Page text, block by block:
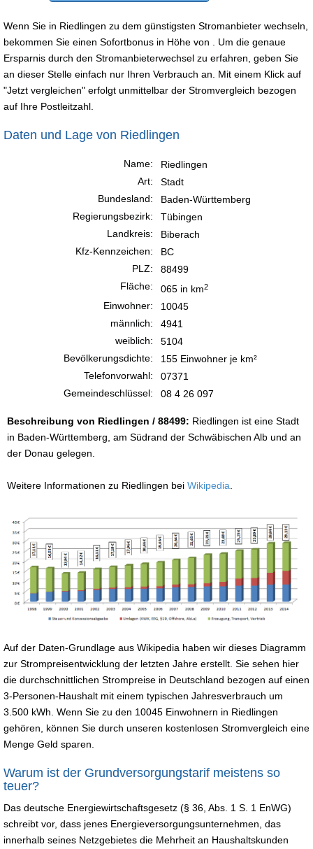
Wenn Sie in Riedlingen zu dem günstigsten Stromanbieter wechseln,
bekommen Sie einen Sofortbonus in Höhe von . Um die genaue
Ersparnis durch den Stromanbieterwechsel zu erfahren, geben Sie
an dieser Stelle einfach nur Ihren Verbrauch an. Mit einem Klick auf
"Jetzt vergleichen" erfolgt unmittelbar der Stromvergleich bezogen
auf Ihre Postleitzahl.
Daten und Lage von Riedlingen
Name:
Riedlingen
Art:
Stadt
Bundesland:
Baden-Württemberg
Regierungsbezirk:
Tübingen
Landkreis:
Biberach
Kfz-Kennzeichen:
BC
PLZ:
88499
Fläche:
065 in km2
Einwohner:
10045
männlich:
4941
weiblich:
5104
Bevölkerungsdichte:
155 Einwohner je km²
Telefonvorwahl:
07371
Gemeindeschlüssel:
08 4 26 097
Beschreibung von Riedlingen / 88499: Riedlingen ist eine Stadt
in Baden-Württemberg, am Südrand der Schwäbischen Alb und an
der Donau gelegen.
Weitere Informationen zu Riedlingen bei Wikipedia
Auf der Daten-Grundlage aus Wikipedia haben wir dieses Diagramm
zur Strompreisentwicklung der letzten Jahre erstellt. Sie sehen hier
die durchschnittlichen Strompreise in Deutschland bezogen auf einen
3-Personen-Haushalt mit einem typischen Jahresverbrauch um
3.500 kWh. Wenn Sie zu den 10045 Einwohnern in Riedlingen
gehören, können Sie durch unseren kostenlosen Stromvergleich eine
Menge Geld sparen.
Warum ist der Grundversorgungstarif meistens so
teuer?
Das deutsche Energiewirtschaftsgesetz (§ 36, Abs. 1 S. 1 EnWG)
schreibt vor, dass jenes Energieversorgungsunternehmen, das
innerhalb seines Netzgebietes die Mehrheit an Haushaltskunden